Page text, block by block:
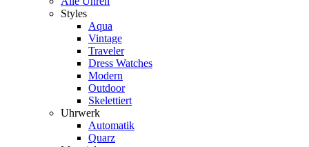
Styles
Aqua
Vintage
Traveler
Dress Watches
Modern
Outdoor
Skelettiert
Uhrwerk
Automatik
Quarz